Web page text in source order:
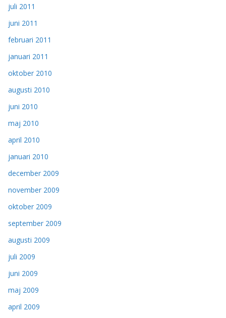
juli 2011
juni 2011
februari 2011
januari 2011
oktober 2010
augusti 2010
juni 2010
maj 2010
april 2010
januari 2010
december 2009
november 2009
oktober 2009
september 2009
augusti 2009
juli 2009
juni 2009
maj 2009
april 2009